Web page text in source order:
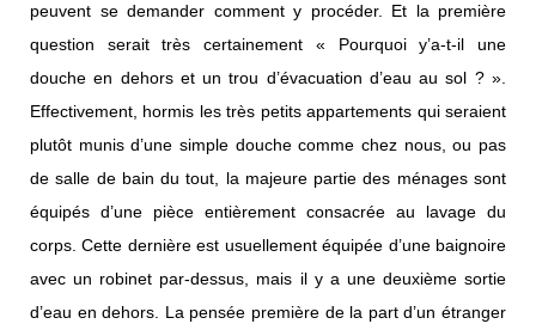
peuvent se demander comment y procéder. Et la première
question serait très certainement « Pourquoi y’a-t-il une
douche en dehors et un trou d’évacuation d’eau au sol ? ».
Effectivement, hormis les très petits appartements qui seraient
plutôt munis d’une simple douche comme chez nous, ou pas
de salle de bain du tout, la majeure partie des ménages sont
équipés d’une pièce entièrement consacrée au lavage du
corps. Cette dernière est usuellement équipée d’une baignoire
avec un robinet par-dessus, mais il y a une deuxième sortie
d’eau en dehors. La pensée première de la part d’un étranger